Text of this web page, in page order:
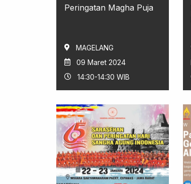
Peringatan Magha Puja
MAGELANG
09 Maret 2024
14:30-14:30 WIB